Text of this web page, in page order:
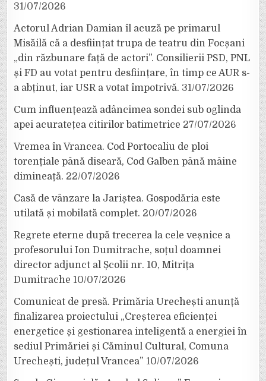
31/07/2026
Actorul Adrian Damian îl acuză pe primarul
Misăilă că a desființat trupa de teatru din Focșani
„din răzbunare față de actori”. Consilierii PSD, PNL
și FD au votat pentru desființare, în timp ce AUR s-
a abținut, iar USR a votat împotrivă. 31/07/2026
Cum influențează adâncimea sondei sub oglinda
apei acuratețea citirilor batimetrice 27/07/2026
Vremea în Vrancea. Cod Portocaliu de ploi
torențiale până diseară, Cod Galben până mâine
dimineață. 22/07/2026
Casă de vânzare la Jariștea. Gospodăria este
utilată și mobilată complet. 20/07/2026
Regrete eterne după trecerea la cele veșnice a
profesorului Ion Dumitrache, soțul doamnei
director adjunct al Școlii nr. 10, Mitrița
Dumitrache 10/07/2026
Comunicat de presă. Primăria Urechești anunță
finalizarea proiectului „Creșterea eficienței
energetice și gestionarea inteligentă a energiei în
sediul Primăriei și Căminul Cultural, Comuna
Urechești, județul Vrancea” 10/07/2026